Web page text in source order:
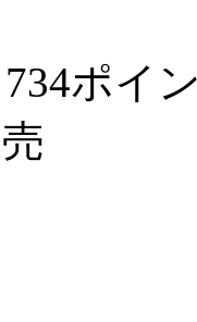
734ポイ